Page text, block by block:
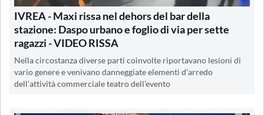
IVREA - Maxi rissa nel dehors del bar della
stazione: Daspo urbano e foglio di via per sette
ragazzi - VIDEO RISSA
Nella circostanza diverse parti coinvolte riportavano lesioni di
vario genere e venivano danneggiate elementi d’arredo
dell’attività commerciale teatro dell’evento